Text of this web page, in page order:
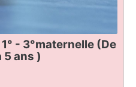
- 3°maternelle (De
5 ans )